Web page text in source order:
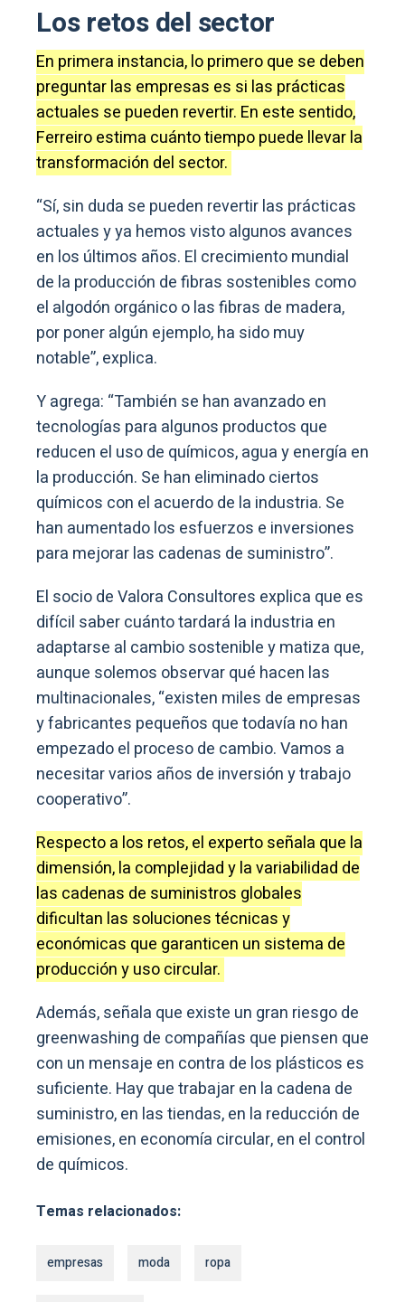
Los retos del sector
En primera instancia, lo primero que se deben
preguntar las empresas es si las prácticas
actuales se pueden revertir. En este sentido,
Ferreiro estima cuánto tiempo puede llevar la
transformación del sector.
“Sí, sin duda se pueden revertir las prácticas
actuales y ya hemos visto algunos avances
en los últimos años. El crecimiento mundial
de la producción de fibras sostenibles como
el algodón orgánico o las fibras de madera,
por poner algún ejemplo, ha sido muy
notable”, explica.
Y agrega: “También se han avanzado en
tecnologías para algunos productos que
reducen el uso de químicos, agua y energía en
la producción. Se han eliminado ciertos
químicos con el acuerdo de la industria. Se
han aumentado los esfuerzos e inversiones
para mejorar las cadenas de suministro”.
El socio de Valora Consultores explica que es
difícil saber cuánto tardará la industria en
adaptarse al cambio sostenible y matiza que,
aunque solemos observar qué hacen las
multinacionales, “existen miles de empresas
y fabricantes pequeños que todavía no han
empezado el proceso de cambio. Vamos a
necesitar varios años de inversión y trabajo
cooperativo”.
Respecto a los retos, el experto señala que la
dimensión, la complejidad y la variabilidad de
las cadenas de suministros globales
dificultan las soluciones técnicas y
económicas que garanticen un sistema de
producción y uso circular.
Además, señala que existe un gran riesgo de
greenwashing de compañías que piensen que
con un mensaje en contra de los plásticos es
suficiente. Hay que trabajar en la cadena de
suministro, en las tiendas, en la reducción de
emisiones, en economía circular, en el control
de químicos.
Temas relacionados:
empresas moda ropa